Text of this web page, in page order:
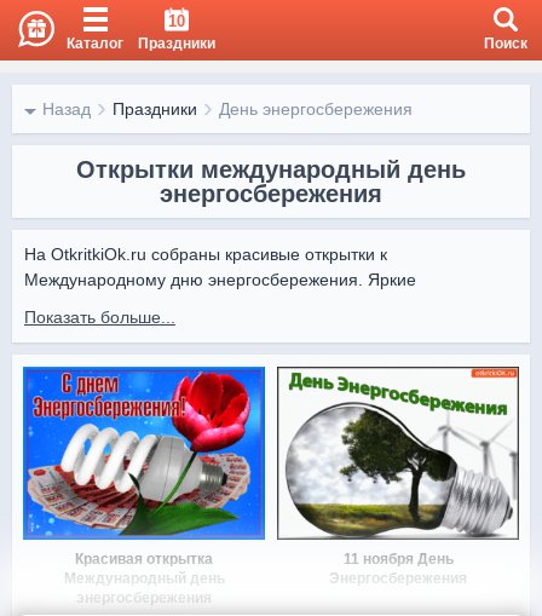
Каталог
10
Праздники Поиск
Назад Праздники День энергосбережения
Открытки международный день
энергосбережения
На OtkritkiOk.ru собраны красивые открытки к
Международному дню энергосбережения. Яркие
важность заботы об экологии и сохранении ресурсов.
На Otkritki Ok вы найдёте открытки, которые можно
бесплатно скачать и отправить коллегам, друзьям и близким.
Делитесь вдохновляющими картинками и напоминаниями о
бережном отношении к природе.
Показать больше...
Красивая открытка
Международный день
энергосбережения
11 ноября День
Энергосбережения